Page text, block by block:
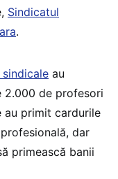
Sindicatul
.
au
2.000 de profesori
au primit cardurile
dar
primească banii